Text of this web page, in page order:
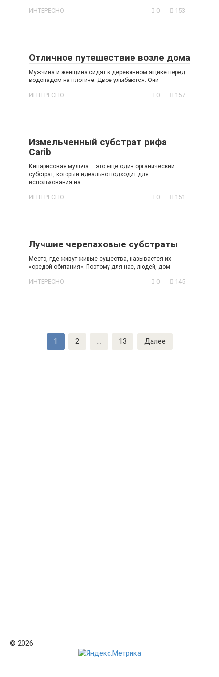
ИНТЕРЕСНО 0 153
Отличное путешествие возле дома
Мужчина и женщина сидят в деревянном ящике перед
водопадом на плотине. Двое улыбаются. Они
ИНТЕРЕСНО 0 157
Измельченный субстрат рифа
Carib
Кипарисовая мульча — это еще один органический
субстрат, который идеально подходит для
использования на
ИНТЕРЕСНО 0 151
Лучшие черепаховые субстраты
Место, где живут живые существа, называется их
«средой обитания». Поэтому для нас, людей, дом
ИНТЕРЕСНО 0 145
1 2 … 13 Далее
© 2026